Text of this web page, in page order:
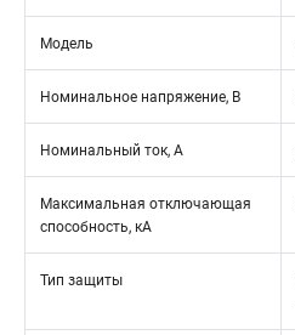
Модель
Номинальное напряжение, В
Номинальный ток, А
Максимальная отключающая
способность, кА
Тип защиты